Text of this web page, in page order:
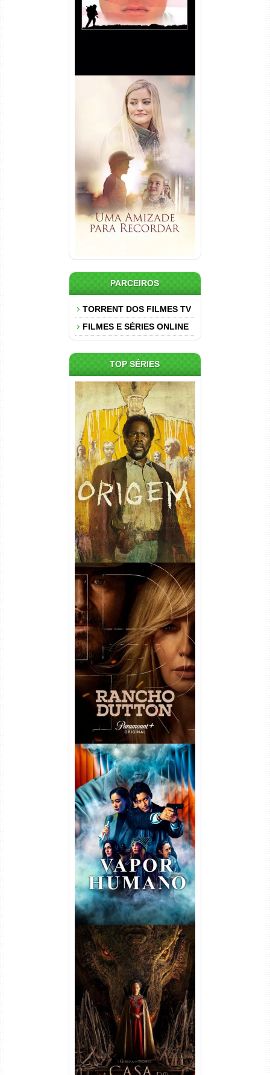
Uma Amizade para Recordar
Torrent (2025) WEB-DL 1080p
Dual Áudio
PARCEIROS
TORRENT DOS FILMES TV
FILMES E SÉRIES ONLINE
TOP SÉRIES
Origem 4ª Temporada Torrent
(2026) WEB-DL 1080p/4K
Dual Áudio
Rancho Dutton 1ª
Temporada Torrent (2026)
WEB-DL 1080p Dual Áudio
Vapor Humano 1ª Temporada
Torrent (2026) WEB-DL 1080p
Dual Áudio
A Casa do Dragão 1ª
Temporada Torrent (2022)
WEB-DL 720p/1080p Dual
Áudio